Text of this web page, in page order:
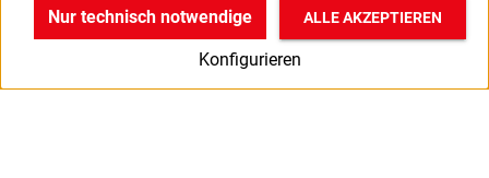
Nur technisch notwendige
Konfigurieren
ALLE AKZEPTIEREN
v
Produkte
B